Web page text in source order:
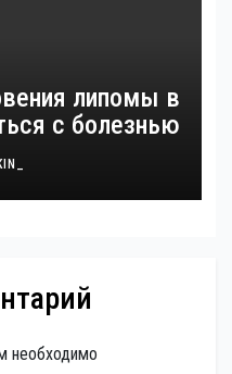
липомы в
с болезнью
необходимо